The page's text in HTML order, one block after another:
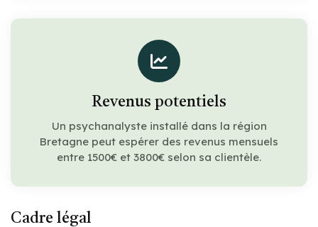
Revenus potentiels
Un psychanalyste installé dans la région
Bretagne peut espérer des revenus mensuels
entre 1500€ et 3800€ selon sa clientèle.
Cadre légal